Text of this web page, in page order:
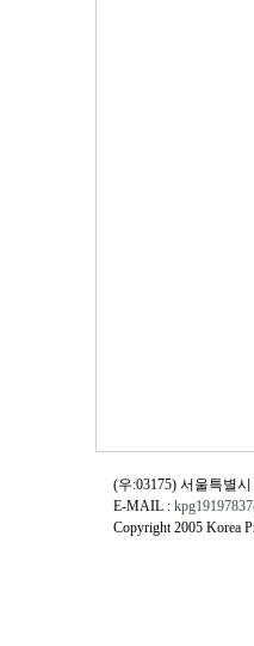
(우:03175) 서울특별
E-MAIL :
Copyright 2005 Korea